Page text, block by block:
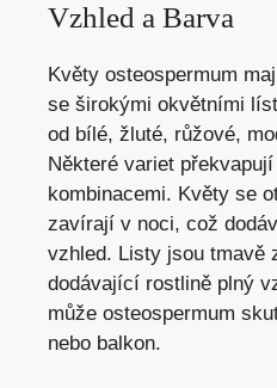
Vzhled a Barva
Květy osteospermum
se širokými okvětními
od bílé, žluté, růžové,
Některé variet
kombinacemi. Květy se
zavírají v noci, což
vzhled. Listy jsou tmavě
dodávající rostlině plný
může osteospermum
nebo balkon.